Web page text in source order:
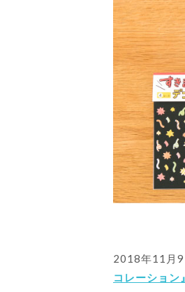
2018年11月9
コレーション』